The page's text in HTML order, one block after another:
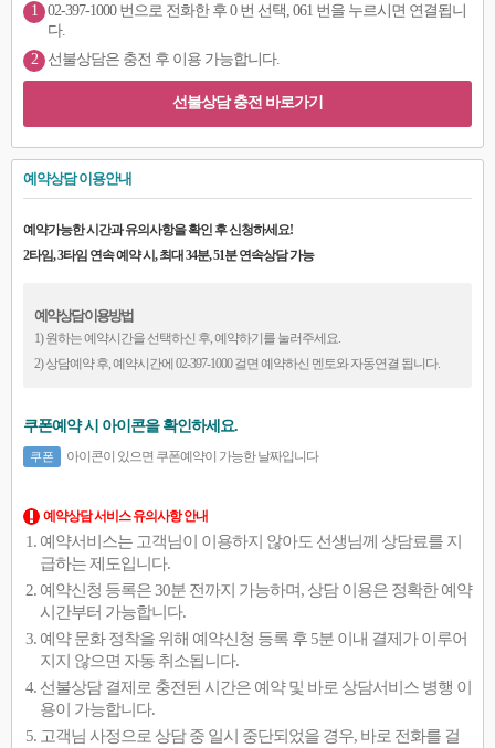
1 02-397-1000 번으로 전화한 후 0 번 선택, 061 번을 누르시면 연결됩니
다.
2
선불상담은 충전 후 이용 가능합니다.
선불상담 충전 바로가기
예약상담 이용안내
예약가능한 시간과 유의사항을 확인 후 신청하세요!
2타임, 3타임 연속 예약 시, 최대 34분, 51분 연속상담 가능
예약상담 이용방법
1) 원하는 예약시간을 선택하신 후, 예약하기를 눌러주세요.
2) 상담예약 후, 예약시간에 02-397-1000 걸면 예약하신 멘토와 자동연결 됩니다.
쿠폰예약 시 아이콘을 확인하세요.
쿠폰 아이콘이 있으면 쿠폰예약이 가능한 날짜입니다
예약상담 서비스 유의사항 안내
예약서비스는 고객님이 이용하지 않아도 선생님께 상담료를 지
급하는 제도입니다.
예약신청 등록은 30분 전까지 가능하며, 상담 이용은 정확한 예약
시간부터 가능합니다.
예약 문화 정착을 위해 예약신청 등록 후 5분 이내 결제가 이루어
지지 않으면 자동 취소됩니다.
선불상담 결제로 충전된 시간은 예약 및 바로 상담서비스 병행 이
용이 가능합니다.
고객님 사정으로 상담 중 일시 중단되었을 경우, 바로 전화를 걸